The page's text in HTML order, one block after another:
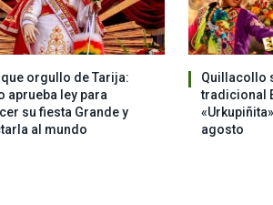
orgullo de Tarija:
aprueba ley para
su fiesta Grande y
al mundo
Quillacollo
tradicional
agosto